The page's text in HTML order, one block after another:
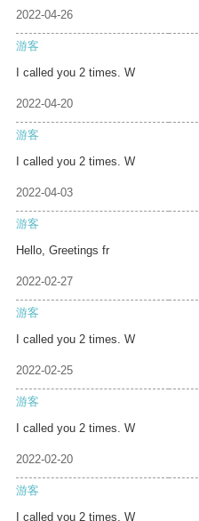
2022-04-26
游客
I called you 2 times. W
2022-04-20
游客
I called you 2 times. W
2022-04-03
游客
Hello, Greetings fr
2022-02-27
游客
I called you 2 times. W
2022-02-25
游客
I called you 2 times. W
2022-02-20
游客
I called you 2 times. W